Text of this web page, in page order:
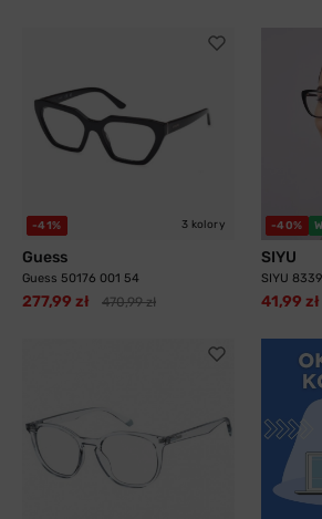
-41% 3 kolory
Guess
Guess 50176 001 54
277,99 zł 470,99 zł
-40%
SIYU
SIYU 8339
41,99 zł